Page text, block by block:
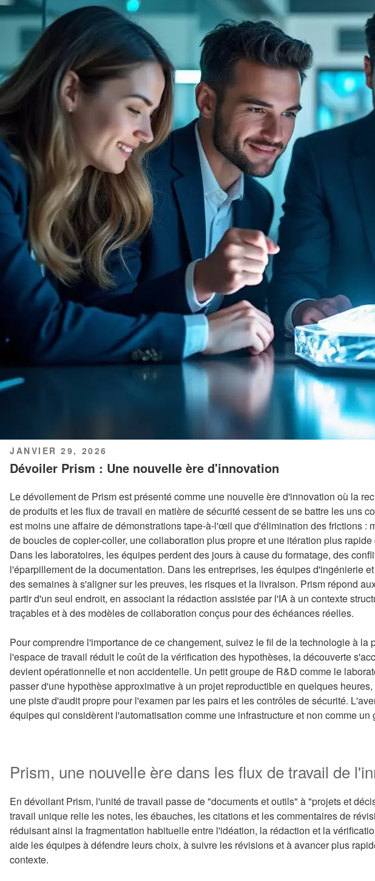
PUBLIÉ
LE
JANVIER 29, 2026
Dévoiler Prism : Une nouvelle ère d'innovation
Le dévoilement de Prism est présenté comme une nouvelle ère d'innovation où la
de produits et les flux de travail en matière de sécurité cessent de se battre les uns
est moins une affaire de démonstrations tape-à-l'œil que d'élimination des frictions :
de boucles de copier-coller, une collaboration plus propre et une itération plus
Dans les laboratoires, les équipes perdent des jours à cause du formatage, des
l'éparpillement de la documentation. Dans les entreprises, les équipes d'ingénierie
des semaines à s'aligner sur les preuves, les risques et la livraison. Prism répond
partir d'un seul endroit, en associant la rédaction assistée par l'IA à un contexte
traçables et à des modèles de collaboration conçus pour des échéances réelles.
Pour comprendre l'importance de ce changement, suivez le fil de la technologie à la
l'espace de travail réduit le coût de la vérification des hypothèses, la découverte
devient opérationnelle et non accidentelle. Un petit groupe de R&D comme le
passer d'une hypothèse approximative à un projet reproductible en quelques
une piste d'audit propre pour l'examen par les pairs et les contrôles de sécurité.
équipes qui considèrent l'automatisation comme une infrastructure et non comme un
Prism, une nouvelle ère dans les flux de travail de
En dévoilant Prism, l'unité de travail passe de "documents et outils" à "projets et
travail unique relie les notes, les ébauches, les citations et les commentaires de
réduisant ainsi la fragmentation habituelle entre l'idéation, la rédaction et la
aide les équipes à défendre leurs choix, à suivre les révisions et à avancer plus
contexte.